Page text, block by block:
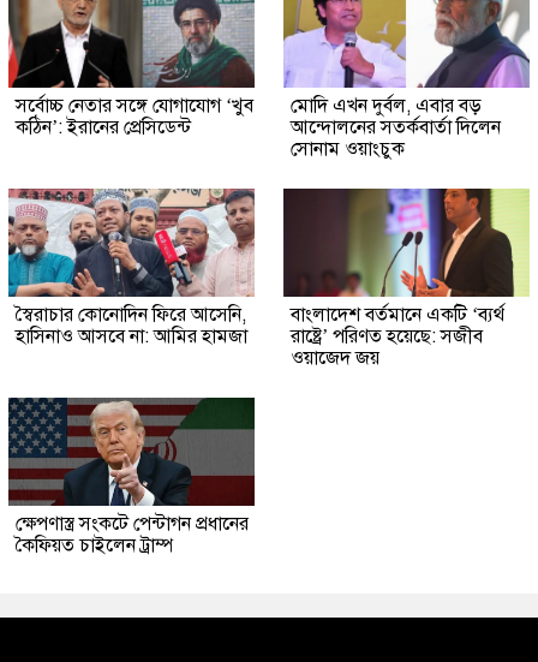
সর্বোচ্চ নেতার সঙ্গে যোগাযোগ ‘খুব
কঠিন’: ইরানের প্রেসিডেন্ট
মোদি এখন দুর্বল, এবার বড়
আন্দোলনের সতর্কবার্তা দিলেন
সোনাম ওয়াংচুক
স্বৈরাচার কোনোদিন ফিরে আসেনি,
হাসিনাও আসবে না: আমির হামজা
বাংলাদেশ বর্তমানে একটি ‘ব্যর্থ
রাষ্ট্রে’ পরিণত হয়েছে: সজীব
ওয়াজেদ জয়
ক্ষেপণাস্ত্র সংকটে পেন্টাগন প্রধানের
কৈফিয়ত চাইলেন ট্রাম্প